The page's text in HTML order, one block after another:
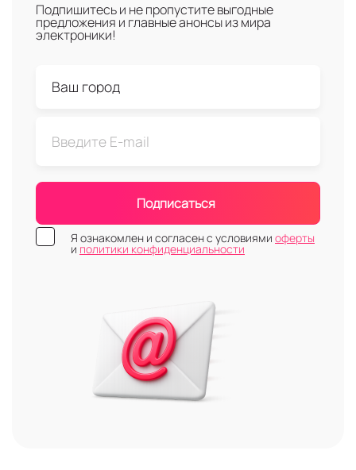
Подпишитесь и не пропустите выгодные
предложения и главные анонсы из мира
электроники!
Подписаться
Я ознакомлен и согласен с условиями оферты
и политики конфиденциальности